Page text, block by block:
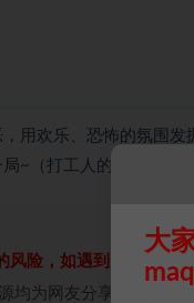
用欢乐、恐怖的氛围
~（打工人的福音）
风险，如遇到无效链接
均为网友分享投稿+个
大